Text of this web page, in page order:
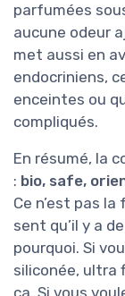
parfumées
aucune odeur
met aussi en
endocriniens,
enceintes ou
compliqués.
En résumé, la
: bio, safe,
Ce n’est pas
sent qu’il y a
pourquoi. Si
siliconée, ultra